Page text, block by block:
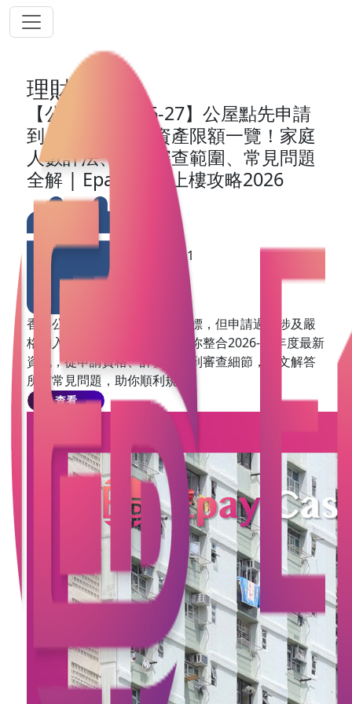
理財網誌
【公屋申請2026-27】公屋點先申請
到？最新入息及資產限額一覽！家庭
人數計法、資產審查範圍、常見問題
全解 | Epay Cash上樓攻略2026
2026-03-21
香港公屋是許多家庭安居的目標，但申請過程涉及嚴
格的入息和資產審查。本文為你整合2026-27年度最新
資訊，從申請資格、計算方法到審查細節，一文解答
所有常見問題，助你順利規劃。
查看